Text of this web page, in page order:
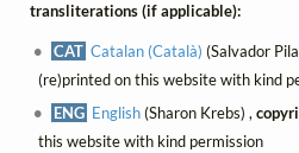
transliterations (if applicable):
CAT Catalan (Català) (Salvador
(re)printed on this website with kind
ENG English(Sharon Krebs) ,
this website with kind permission